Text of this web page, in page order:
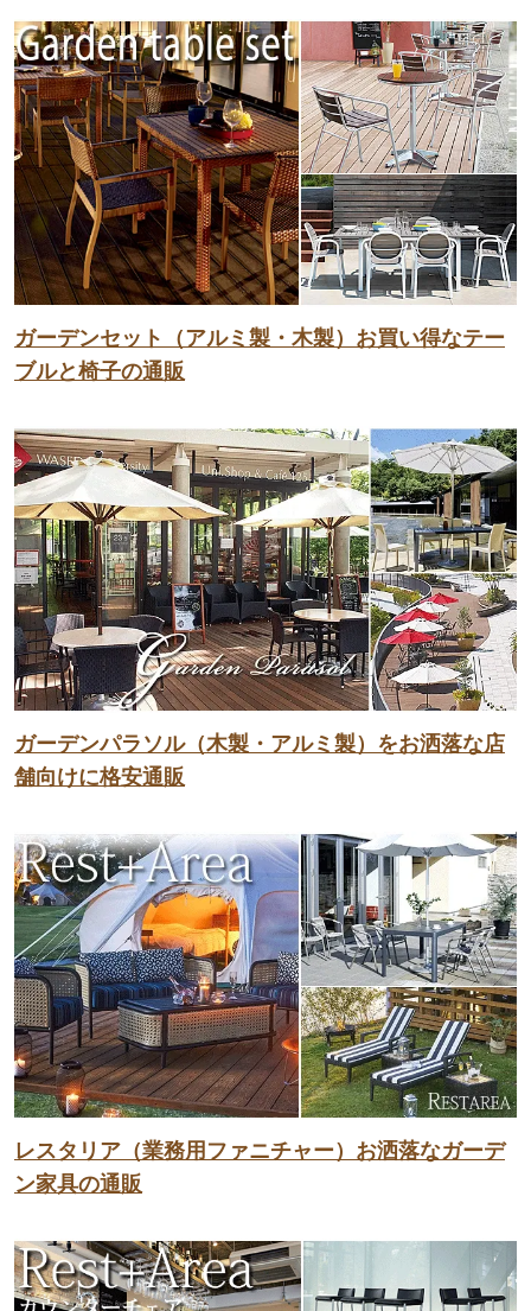
ガーデンセット（アルミ製・木製）お買い得なテー
ブルと椅子の通販
ガーデンパラソル（木製・アルミ製）をお洒落な店
舗向けに格安通販
レスタリア（業務用ファニチャー）お洒落なガーデ
ン家具の通販